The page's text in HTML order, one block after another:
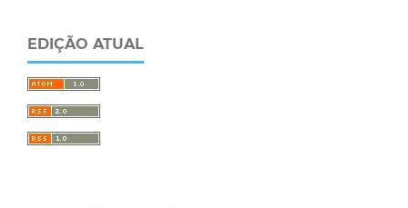
EDIÇÃO ATUAL